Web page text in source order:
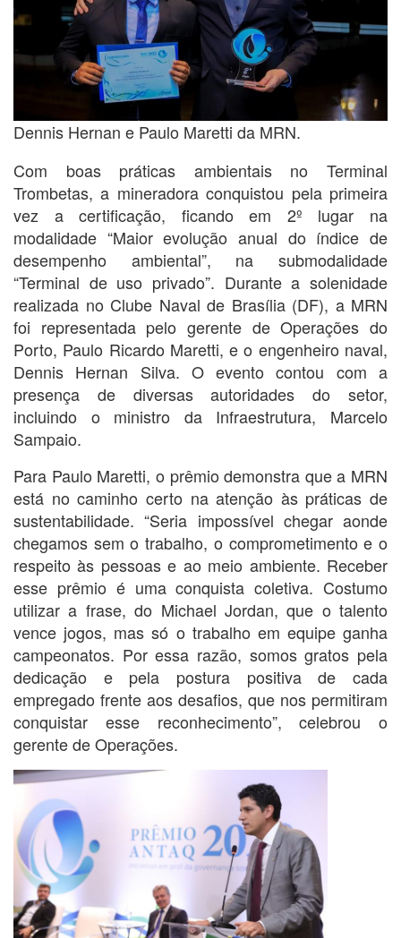
Dennis Hernan e Paulo Maretti da MRN.
Com boas práticas ambientais no Terminal
Trombetas, a mineradora conquistou pela primeira
vez a certificação, ficando em 2º lugar na
modalidade “Maior evolução anual do índice de
desempenho ambiental”, na submodalidade
“Terminal de uso privado”. Durante a solenidade
realizada no Clube Naval de Brasília (DF), a MRN
foi representada pelo gerente de Operações do
Porto, Paulo Ricardo Maretti, e o engenheiro naval,
Dennis Hernan Silva. O evento contou com a
presença de diversas autoridades do setor,
incluindo o ministro da Infraestrutura, Marcelo
Sampaio.
Para Paulo Maretti, o prêmio demonstra que a MRN
está no caminho certo na atenção às práticas de
sustentabilidade. “Seria impossível chegar aonde
chegamos sem o trabalho, o comprometimento e o
respeito às pessoas e ao meio ambiente. Receber
esse prêmio é uma conquista coletiva. Costumo
utilizar a frase, do Michael Jordan, que o talento
vence jogos, mas só o trabalho em equipe ganha
campeonatos. Por essa razão, somos gratos pela
dedicação e pela postura positiva de cada
empregado frente aos desafios, que nos permitiram
conquistar esse reconhecimento”, celebrou o
gerente de Operações.